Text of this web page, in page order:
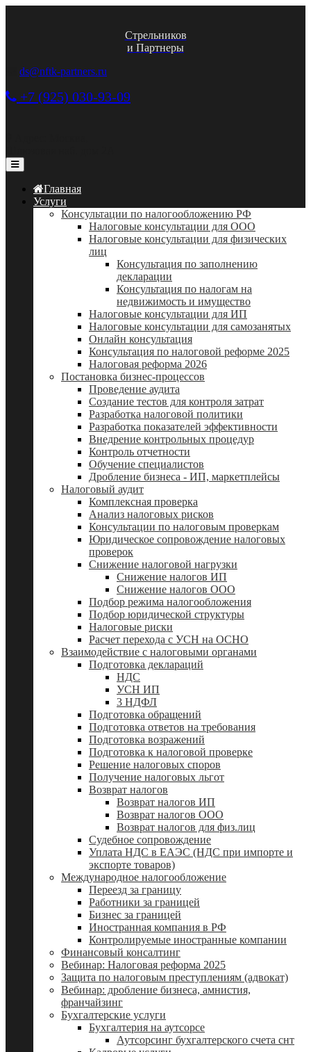
Стрельников
и Партнеры
ds@nftk-partners.ru
+7 (925) 030-93-09
Главная
Услуги
Консультации по налогообложению РФ
Налоговые консультации для ООО
Налоговые консультации для физических
лиц
Консультация по заполнению
декларации
Консультация по налогам на
недвижимость и имущество
Налоговые консультации для ИП
Налоговые консультации для самозанятых
Онлайн консультация
Консультация по налоговой реформе 2025
Налоговая реформа 2026
Постановка бизнес-процессов
Проведение аудита
Создание тестов для контроля затрат
Разработка налоговой политики
Разработка показателей эффективности
Внедрение контрольных процедур
Контроль отчетности
Обучение специалистов
Дробление бизнеса - ИП, маркетплейсы
Налоговый аудит
Комплексная проверка
Анализ налоговых рисков
Консультации по налоговым проверкам
Юридическое сопровождение налоговых
проверок
Снижение налоговой нагрузки
Снижение налогов ИП
Снижение налогов ООО
Подбор режима налогообложения
Подбор юридической структуры
Налоговые риски
Расчет перехода с УСН на ОСНО
Взаимодействие с налоговыми органами
Подготовка деклараций
НДС
УСН ИП
3 НДФЛ
Подготовка обращений
Подготовка ответов на требования
Подготовка возражений
Подготовка к налоговой проверке
Решение налоговых споров
Получение налоговых льгот
Возврат налогов
Возврат налогов ИП
Возврат налогов ООО
Возврат налогов для физ.лиц
Судебное сопровождение
Уплата НДС в ЕАЭС (НДС при импорте и
экспорте товаров)
Международное налогообложение
Переезд за границу
Работники за границей
Бизнес за границей
Иностранная компания в РФ
Контролируемые иностранные компании
Финансовый консалтинг
Вебинар: Налоговая реформа 2025
Защита по налоговым преступлениям (адвокат)
Вебинар: дробление бизнеса, амнистия,
франчайзинг
Бухгалтерские услуги
Бухгалтерия на аутсорсе
Аутсорсинг бухгалтерского счета снт